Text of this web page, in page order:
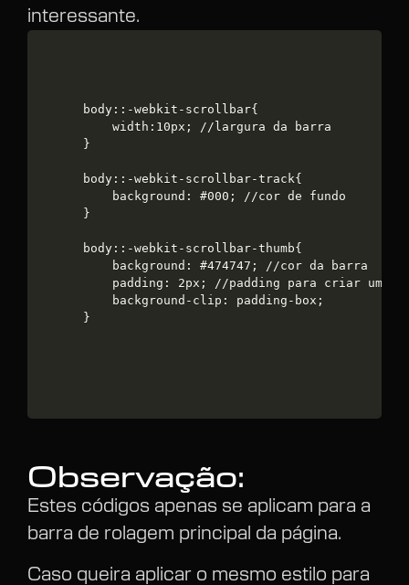
interessante.
body::-webkit-scrollbar{
}
body::-webkit-scrollbar-track{
}
body::-webkit-scrollbar-thumb{
}
Observação:
Estes códigos apenas se aplicam para a
barra de rolagem principal da página.
Caso queira aplicar o mesmo estilo para